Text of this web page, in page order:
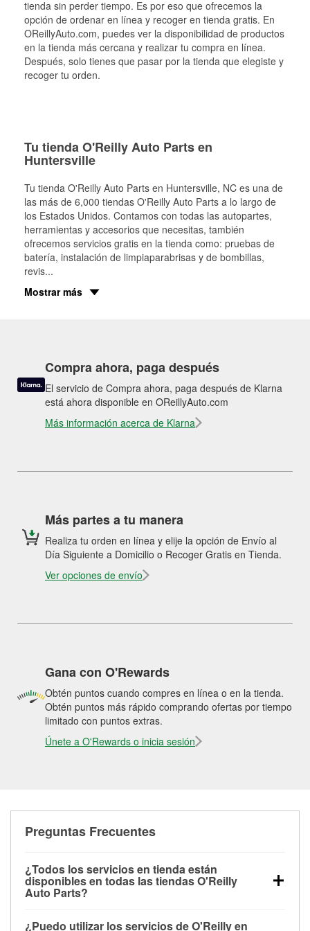
tienda sin perder tiempo. Es por eso que ofrecemos la
opción de ordenar en línea y recoger en tienda gratis. En
OReillyAuto.com, puedes ver la disponibilidad de productos
en la tienda más cercana y realizar tu compra en línea.
Después, solo tienes que pasar por la tienda que elegiste y
recoger tu orden.
Tu tienda O'Reilly Auto Parts en
Huntersville
Tu tienda O'Reilly Auto Parts en Huntersville, NC es una de
las más de 6,000 tiendas O'Reilly Auto Parts a lo largo de
los Estados Unidos. Contamos con todas las autopartes,
herramientas y accesorios que necesitas, también
ofrecemos servicios gratis en la tienda como: pruebas de
batería, instalación de limpiaparabrisas y de bombillas,
revis...
Mostrar más
Compra ahora, paga después
El servicio de Compra ahora, paga después de Klarna
está ahora disponible en OReillyAuto.com
Más información acerca de Klarna
Más partes a tu manera
Realiza tu orden en línea y elije la opción de Envío al
Día Siguiente a Domicilio o Recoger Gratis en Tienda.
Ver opciones de envío
Gana con O'Rewards
Obtén puntos cuando compres en línea o en la tienda.
Obtén puntos más rápido comprando ofertas por tiempo
limitado con puntos extras.
Únete a O'Rewards o inicia sesión
Preguntas Frecuentes
¿Todos los servicios en tienda están
disponibles en todas las tiendas O'Reilly
Auto Parts?
¿Puedo utilizar los servicios de O'Reilly en